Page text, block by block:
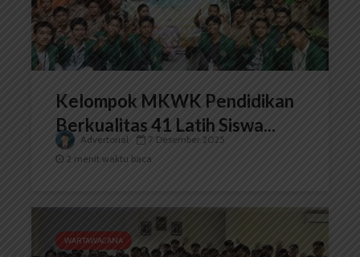
Kelompok MKWK Pendidikan
Berkualitas 41 Latih Siswa...
Advertorial
7 Desember 2025
2 menit waktu baca
WARTAWACANA